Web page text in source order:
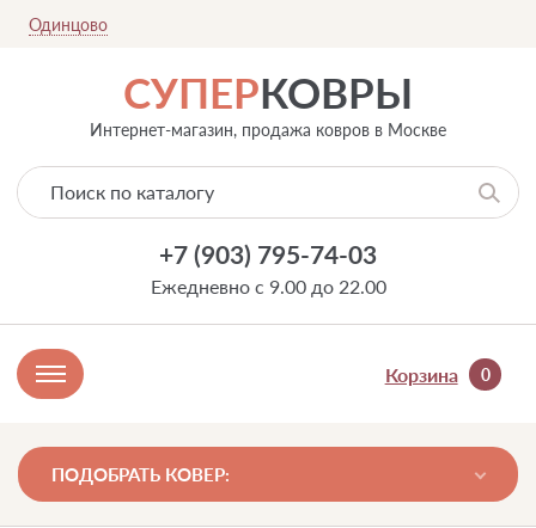
Одинцово
СУПЕРКОВРЫ
Интернет-магазин, продажа ковров в Москве
+7 (903) 795-74-03
Ежедневно с 9.00 до 22.00
Корзина 0
ПОДОБРАТЬ КОВЕР: